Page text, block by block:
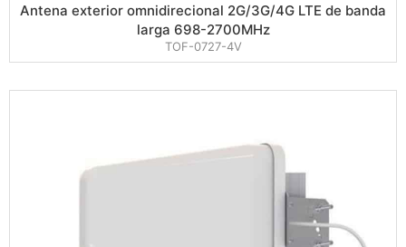
Antena exterior omnidirecional 2G/3G/4G LTE de banda
larga 698-2700MHz
TOF-0727-4V